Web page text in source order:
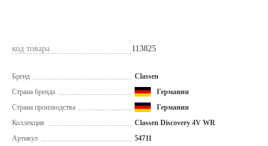
код товара 113825
Бренд
Classen
Страна бренда
Германия
Страна производства
Германия
Коллекция
Classen Discovery 4V WR
Артикул
54711